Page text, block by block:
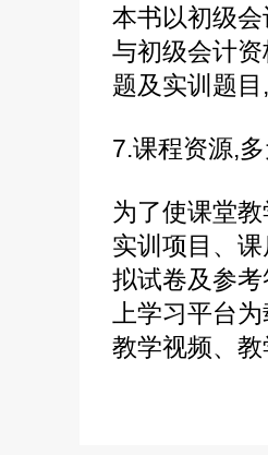
本书以初级
与初级会计
题及实训题
7.课程资源,
为了使课堂
实训项目、
拟试卷及参
上学习平台
教学视频、